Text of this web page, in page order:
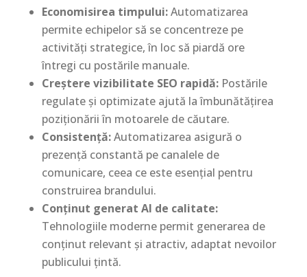
Economisirea timpului:Automatizarea
permite echipelor să se concentreze pe
activități strategice, în loc să piardă ore
întregi cu postările manuale.
Creștere vizibilitate SEO rapidă:Postările
regulate și optimizate ajută la îmbunătățirea
poziționării în motoarele de căutare.
Consistență:Automatizarea asigură o
prezență constantă pe canalele de
comunicare, ceea ce este esențial pentru
construirea brandului.
Conținut generat AI de calitate:
Tehnologiile moderne permit generarea de
conținut relevant și atractiv, adaptat nevoilor
publicului țintă.